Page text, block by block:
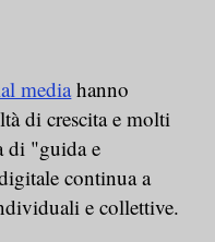
mediahanno
di crescita e molti
di "guida e
continua a
e collettive.